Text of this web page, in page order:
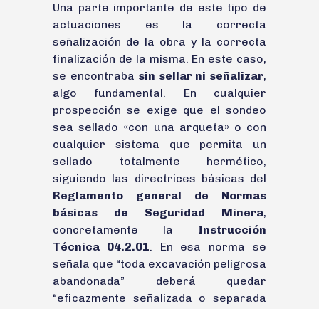
Una parte importante de este tipo de
actuaciones es la correcta
señalización de la obra y la correcta
finalización de la misma. En este caso,
se encontraba sin sellar ni señalizar,
algo fundamental. En cualquier
prospección se exige que el sondeo
sea sellado «con una arqueta» o con
cualquier sistema que permita un
sellado totalmente hermético,
siguiendo las directrices básicas del
Reglamento general de Normas
básicas de Seguridad Minera,
concretamente la Instrucción
Técnica 04.2.01. En esa norma se
señala que “toda excavación peligrosa
abandonada” deberá quedar
“eficazmente señalizada o separada